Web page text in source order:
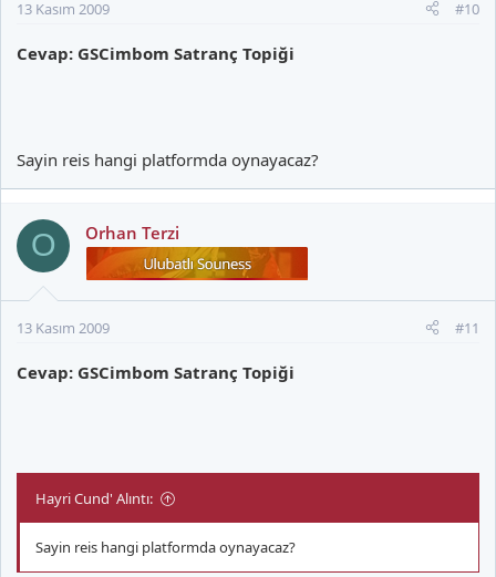
13 Kasım 2009 #10
Cevap: GSCimbom Satranç Topiği
Sayin reis hangi platformda oynayacaz?
O Orhan Terzi
13 Kasım 2009 #11
Cevap: GSCimbom Satranç Topiği
Hayri Cund' Alıntı:
Sayin reis hangi platformda oynayacaz?